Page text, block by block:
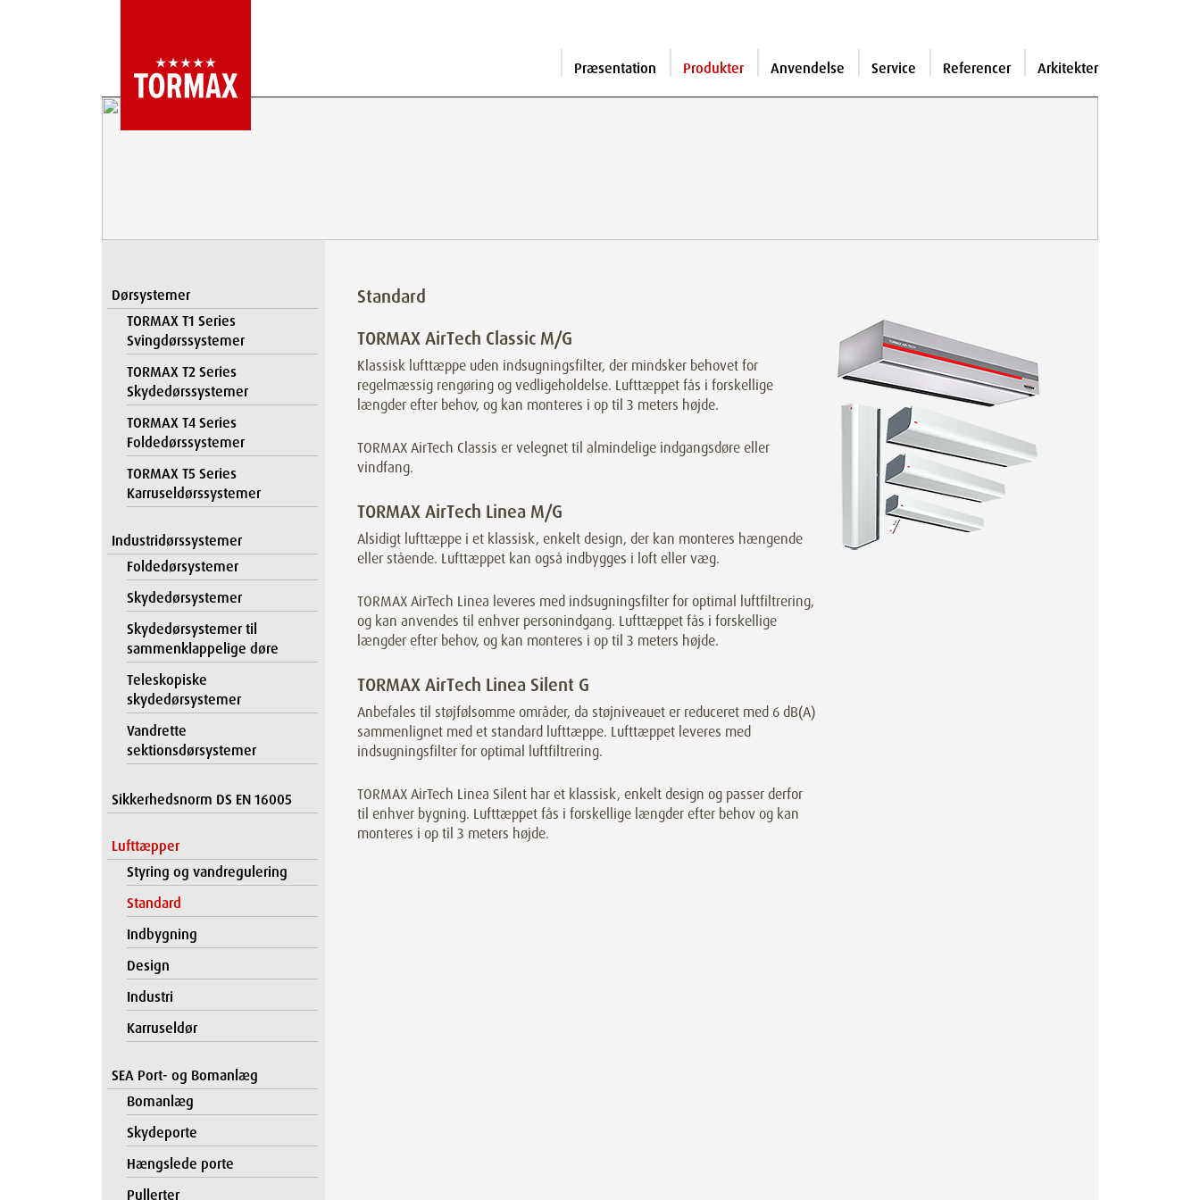
Præsentation Produkter Anvendelse Service Referencer Arkitekter
Dørsystemer
TORMAX T1 Series
Svingdørssystemer
TORMAX T2 Series
Skydedørssystemer
TORMAX T4 Series
Foldedørssystemer
TORMAX T5 Series
Karruseldørssystemer
Industridørssystemer
Foldedørsystemer
Skydedørsystemer
Skydedørsystemer til
sammenklappelige døre
Teleskopiske
skydedørsystemer
Vandrette
sektionsdørsystemer
Sikkerhedsnorm DS EN 16005
Lufttæpper
Styring og vandregulering
Standard
Indbygning
Design
Industri
Karruseldør
SEA Port- og Bomanlæg
Bomanlæg
Skydeporte
Hængslede porte
Pullerter
Standard
TORMAX AirTech Classic M/G
Klassisk lufttæppe uden indsugningsfilter, der mindsker behovet for
regelmæssig rengøring og vedligeholdelse. Lufttæppet fås i forskellige
længder efter behov, og kan monteres i op til 3 meters højde.
TORMAX AirTech Classis er velegnet til almindelige indgangsdøre eller
vindfang.
TORMAX AirTech Linea M/G
Alsidigt lufttæppe i et klassisk, enkelt design, der kan monteres hængende
eller stående. Lufttæppet kan også indbygges i loft eller væg.
TORMAX AirTech Linea leveres med indsugningsfilter for optimal luftfiltrering,
og kan anvendes til enhver personindgang. Lufttæppet fås i forskellige
længder efter behov, og kan monteres i op til 3 meters højde.
TORMAX AirTech Linea Silent G
Anbefales til støjfølsomme områder, da støjniveauet er reduceret med 6 dB(A)
sammenlignet med et standard lufttæppe. Lufttæppet leveres med
indsugningsfilter for optimal luftfiltrering.
TORMAX AirTech Linea Silent har et klassisk, enkelt design og passer derfor
til enhver bygning. Lufttæppet fås i forskellige længder efter behov og kan
monteres i op til 3 meters højde.